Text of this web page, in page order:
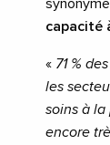
capacité
« 71 %
les
soins à la
encore